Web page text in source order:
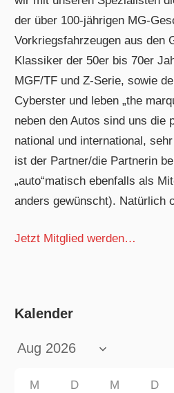
der über 100-jährigen MG-
Vorkriegsfahrzeugen aus den
Klassiker der 50er bis 70er
MGF/TF und Z-Serie, sowie
Cyberster und leben „the
neben den Autos sind uns die
national und international,
ist der Partner/die Partnerin
„auto“matisch ebenfalls als
anders gewünscht). Natürlich
Jetzt Mitglied werden…
Kalender
M D M D